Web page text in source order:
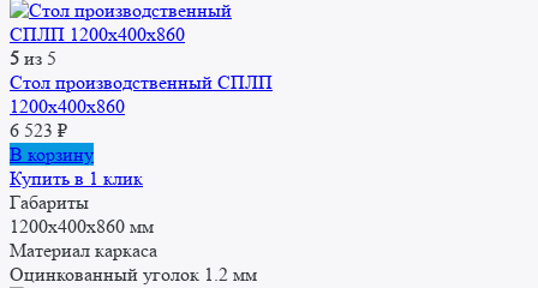
5 из 5
Стол производственный СПЛП
1200х400х860
6 523 ₽
В корзину
Купить в 1 клик
Габариты
1200x400x860 мм
Материал каркаса
Оцинкованный уголок 1.2 мм